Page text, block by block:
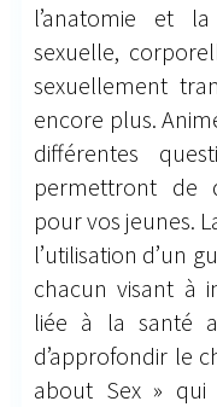
l’anatomie et
sexuelle,
sexuellement
encore plus.
différentes
permettront de
pour vos jeunes.
l’utilisation d’un
chacun visant à
liée à la santé
d’approfondir le
about Sex » qui